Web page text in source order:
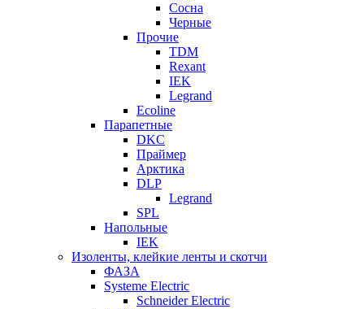
Сосна
Черные
Прочие
TDM
Rexant
IEK
Legrand
Ecoline
Парапетные
DKC
Праймер
Арктика
DLP
Legrand
SPL
Напольные
IEK
Изоленты, клейкие ленты и скотчи
ФАЗА
Systeme Electric
Schneider Electric